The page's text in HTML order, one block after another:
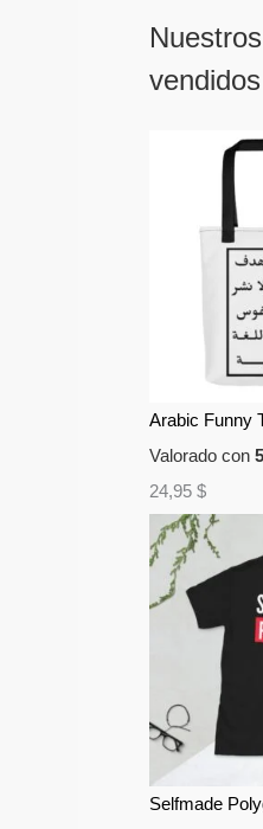
vendidos
Arabic Funny
Valorado con
24,95 $
Selfmade